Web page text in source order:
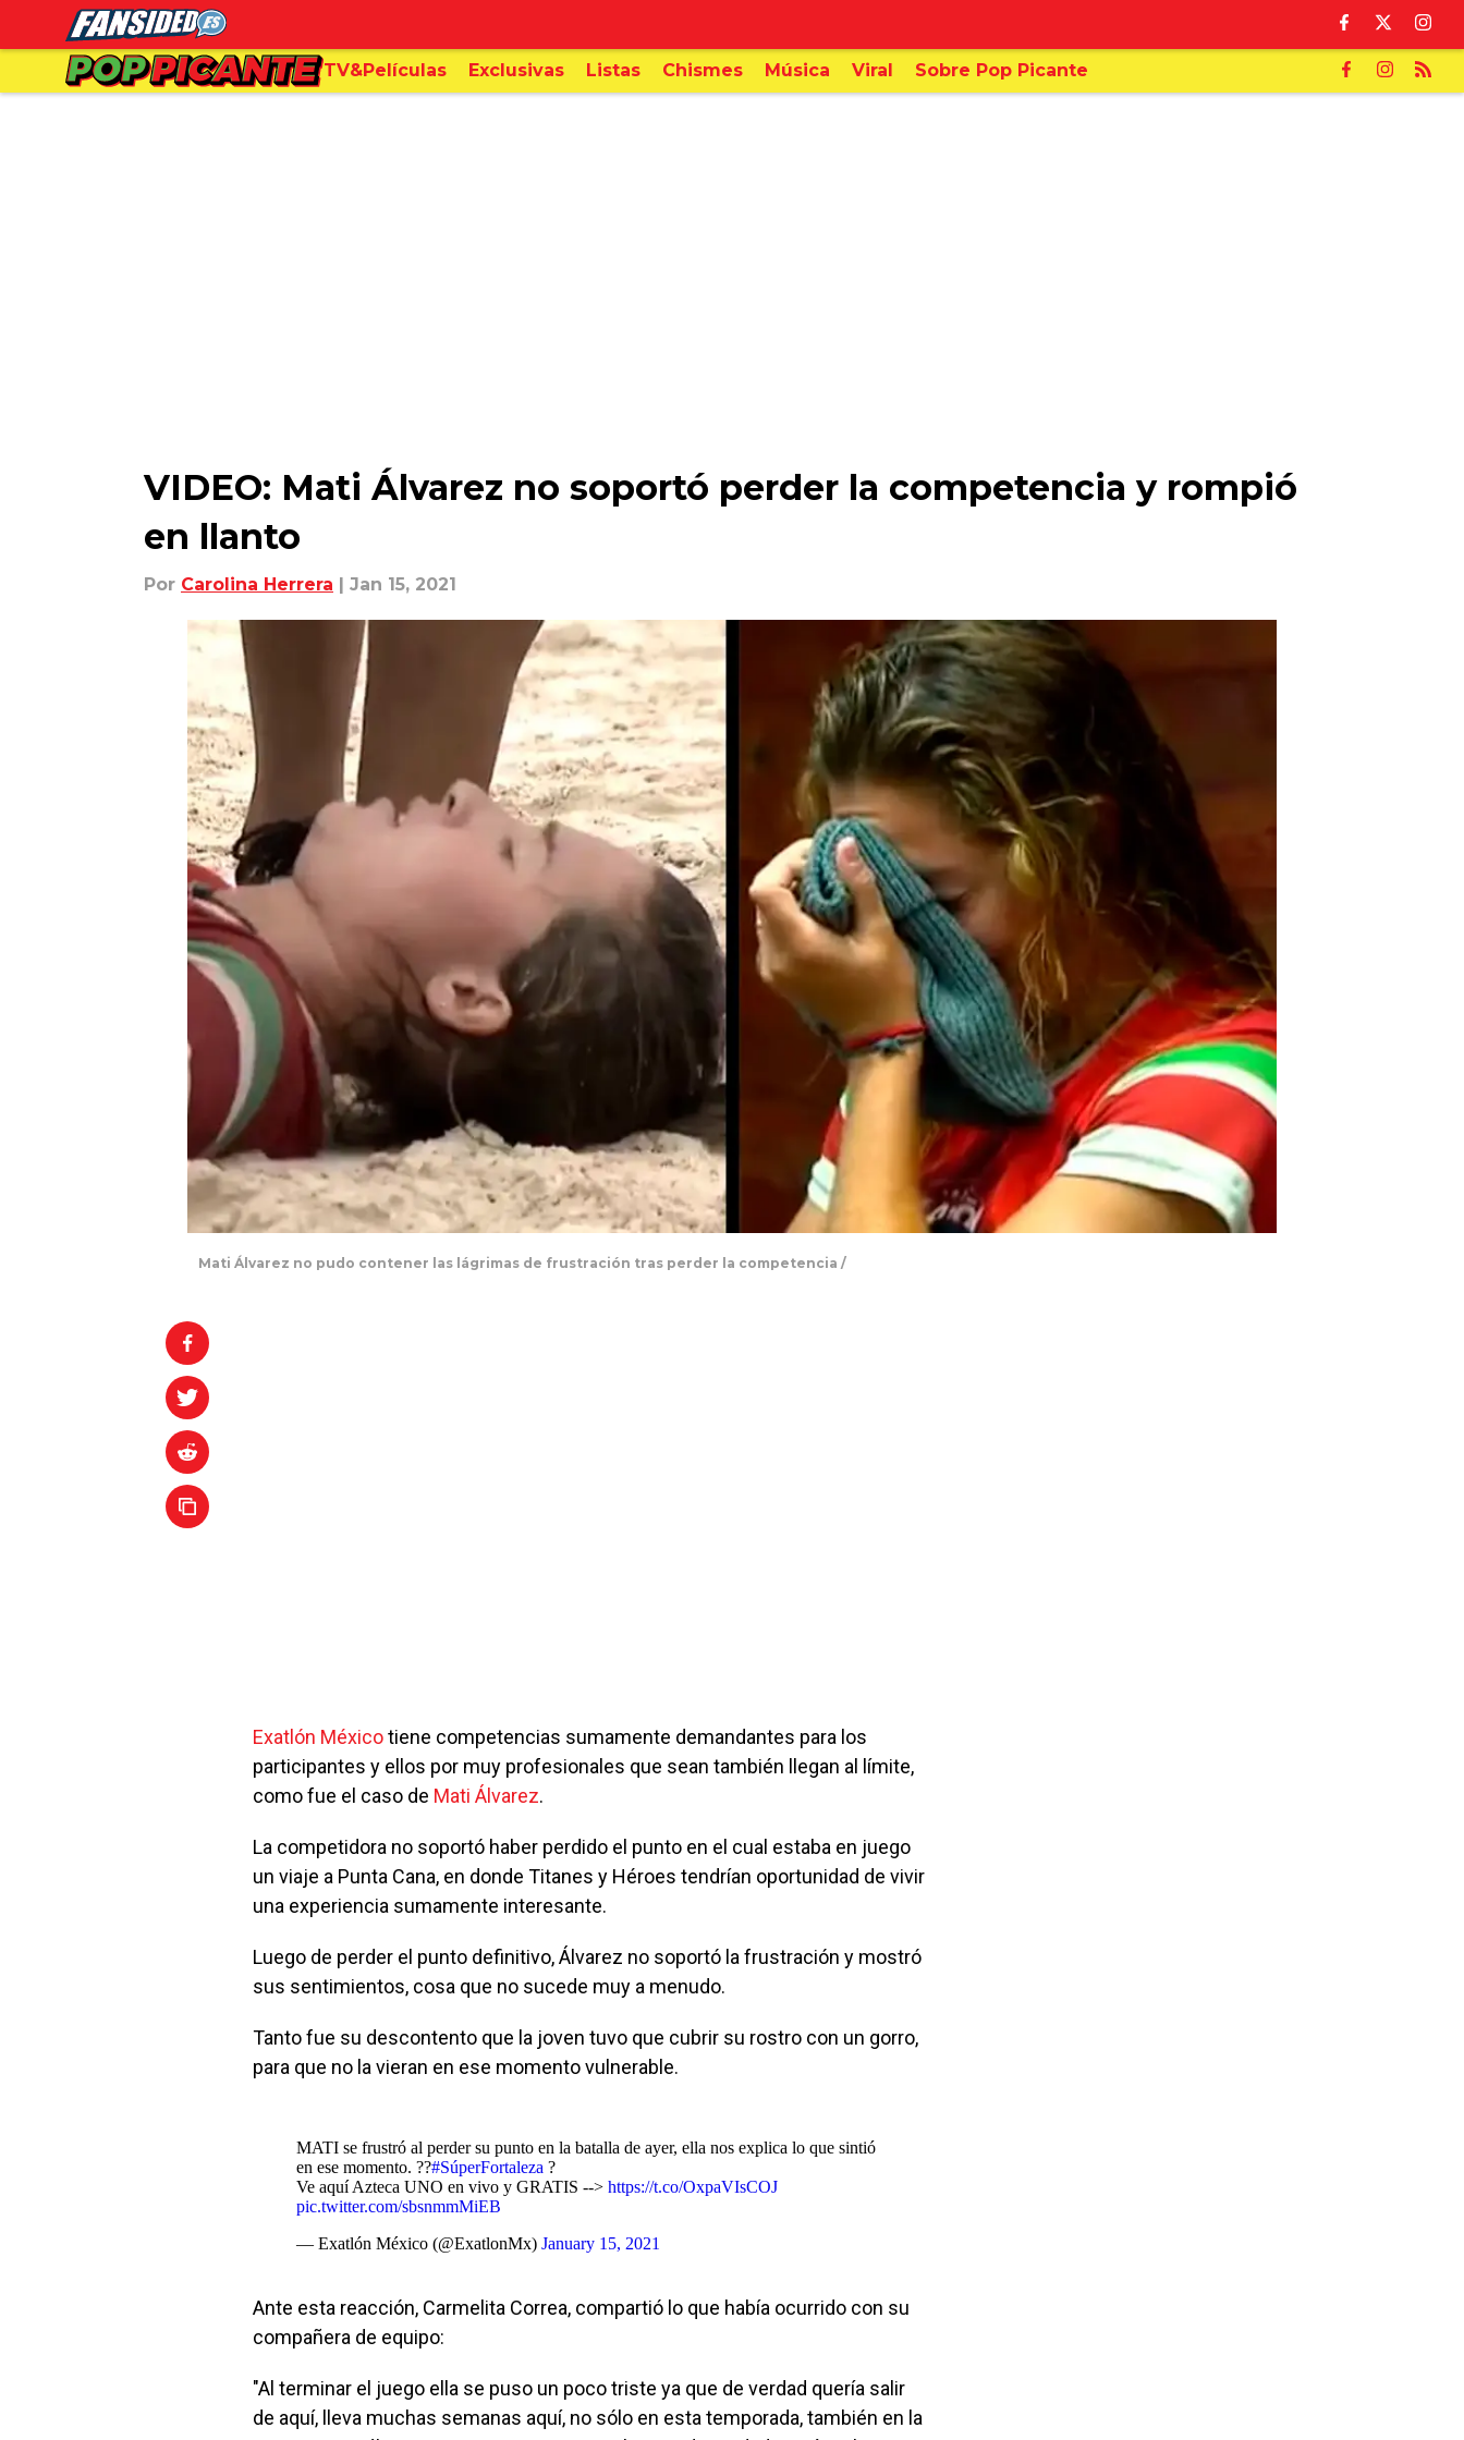
TV&Películas Exclusivas Listas Chismes Música Viral Sobre Pop Picante
VIDEO: Mati Álvarez no soportó perder la competencia y rompió
en llanto
Por Carolina Herrera | Jan 15, 2021
Mati Álvarez no pudo contener las lágrimas de frustración tras perder la competencia /
Exatlón Méxicotiene competencias sumamente demandantes para los
participantes y ellos por muy profesionales que sean también llegan al límite,
como fue el caso de Mati Álvarez.
La competidora no soportó haber perdido el punto en el cual estaba en juego
un viaje a Punta Cana, en donde Titanes y Héroes tendrían oportunidad de vivir
una experiencia sumamente interesante.
Luego de perder el punto definitivo, Álvarez no soportó la frustración y mostró
sus sentimientos, cosa que no sucede muy a menudo.
Tanto fue su descontento que la joven tuvo que cubrir su rostro con un gorro,
para que no la vieran en ese momento vulnerable.
MATI se frustró al perder su punto en la batalla de ayer, ella nos explica lo que sintió
en ese momento. ??#SúperFortaleza ?
Ve aquí Azteca UNO en vivo y GRATIS --> https://t.co/OxpaVIsCOJ
pic.twitter.com/sbsnmmMiEB
— Exatlón México (@ExatlonMx) January 15, 2021
Ante esta reacción, Carmelita Correa, compartió lo que había ocurrido con su
compañera de equipo:
"Al terminar el juego ella se puso un poco triste ya que de verdad quería salir
de aquí, lleva muchas semanas aquí, no sólo en esta temporada, también en la